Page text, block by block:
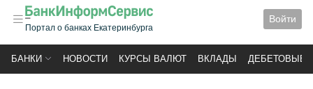
Портал о банках Екатеринбурга
Войти
БАНКИ НОВОСТИ КУРСЫ ВАЛЮТ ВКЛАДЫ ДЕБЕТОВЫЕ